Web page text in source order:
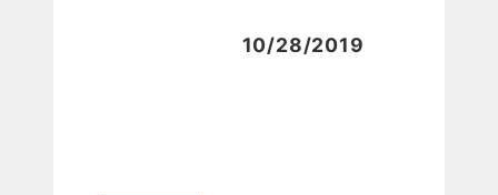
投稿日
10/28/2019